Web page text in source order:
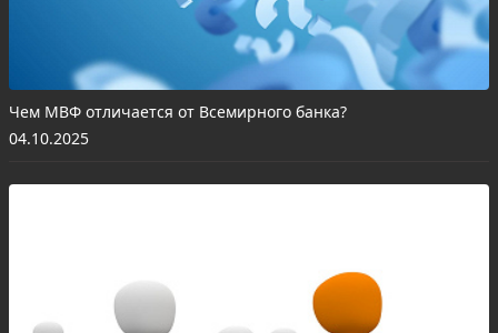
Чем МВФ отличается от Всемирного банка?
04.10.2025